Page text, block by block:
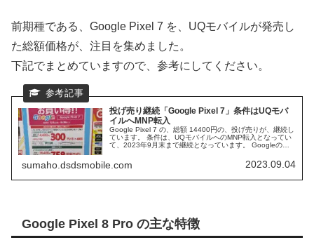
前期種である、Google Pixel 7 を、UQモバイルが発売し
た総額価格が、注目を集めました。
下記でまとめていますので、参考にしてください。
投げ売り継続「Google Pixel 7」条件はUQモバ
イルへMNP転入
Google Pixel 7 の、総額 14400円の、投げ売りが、継続し
ています。 条件は、UQモバイルへのMNP転入となってい
て、2023年9月末まで継続となっています。 Googleのハ
sumaho.dsdsmobile.com 2023.09.04
Google Pixel 8 Pro の主な特徴